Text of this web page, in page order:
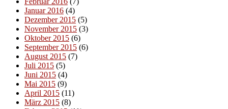
Januar 2016 (4)
Dezember 2015 (5)
November 2015 (3)
Oktober 2015 (6)
September 2015 (6)
August 2015 (7)
Juli 2015 (5)
Juni 2015 (4)
Mai 2015 (9)
April 2015 (11)
März 2015 (8)